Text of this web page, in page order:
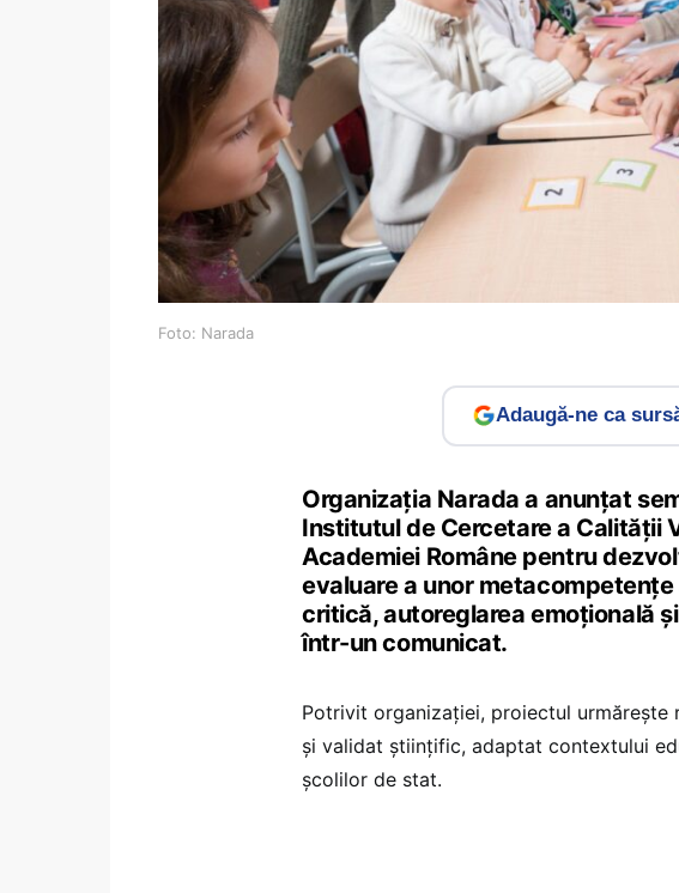
Foto: Narada
Adaugă-ne ca
Organizația Narada a anunțat
Institutul de Cercetare a Calității
Academiei Române pentru
evaluare a unor
critică, autoreglarea emoțională
într-un comunicat.
Potrivit organizației, proiectul urmărește
și validat științific, adaptat contextului
școlilor de stat.